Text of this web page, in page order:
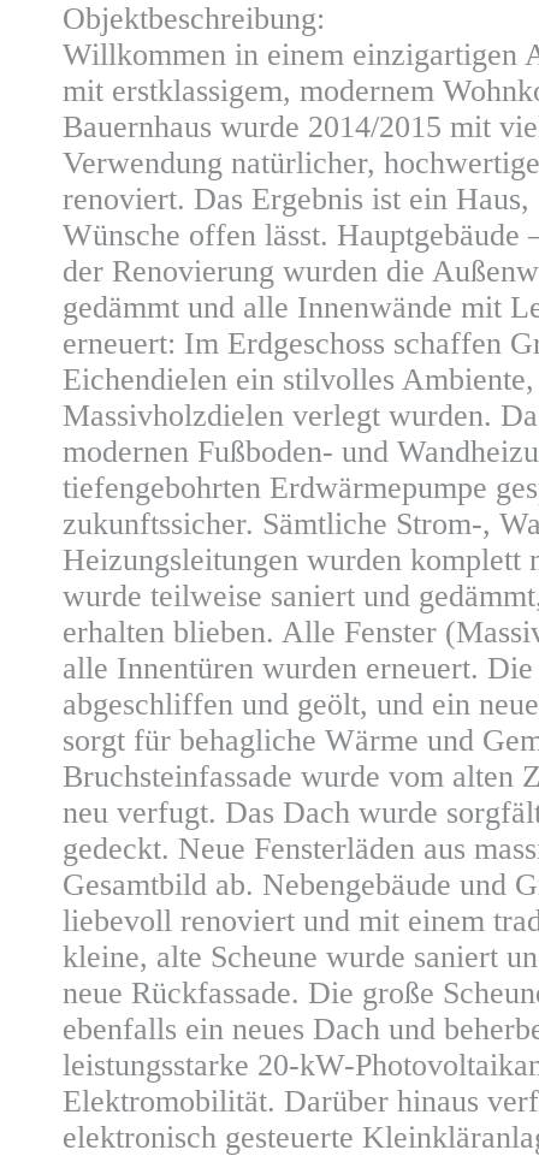
Objektbeschreibung:
Willkommen in einem einzigartigen
mit erstklassigem, modernem
Bauernhaus wurde 2014/2015 mit
Verwendung natürlicher,
renoviert. Das Ergebnis ist ein
Wünsche offen lässt.
der Renovierung wurden die
gedämmt und alle Innenwände mit
erneuert: Im Erdgeschoss schaffen
Eichendielen ein stilvolles
Massivholzdielen verlegt wurden.
modernen Fußboden- und
tiefengebohrten Erdwärmepumpe
zukunftssicher. Sämtliche Strom-,
Heizungsleitungen wurden
wurde teilweise saniert und
erhalten blieben. Alle Fenster
alle Innentüren wurden erneuert.
abgeschliffen und geölt, und ein
sorgt für behagliche Wärme und
Bruchsteinfassade wurde vom alten
neu verfugt. Das Dach wurde
gedeckt. Neue Fensterläden aus
Gesamtbild ab. Nebengebäude und
liebevoll renoviert und mit einem
kleine, alte Scheune wurde saniert
neue Rückfassade. Die große
ebenfalls ein neues Dach und
leistungsstarke 20-kW-
Elektromobilität. Darüber hinaus
elektronisch gesteuerte